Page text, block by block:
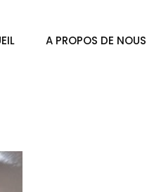
A PROPOS DE NOUS